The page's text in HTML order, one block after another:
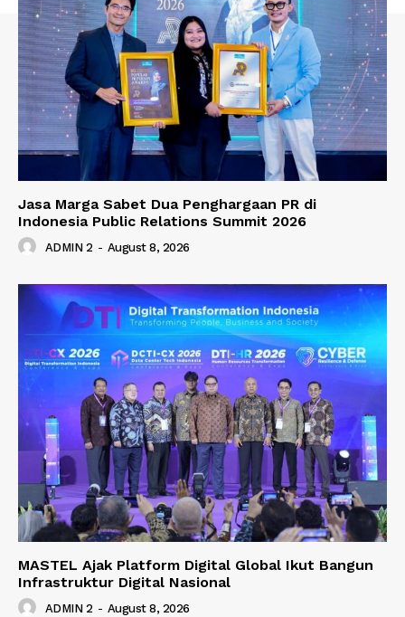
Jasa Marga Sabet Dua Penghargaan PR di
Indonesia Public Relations Summit 2026
ADMIN 2 - August 8, 2026
MASTEL Ajak Platform Digital Global Ikut Bangun
Infrastruktur Digital Nasional
ADMIN 2 - August 8, 2026